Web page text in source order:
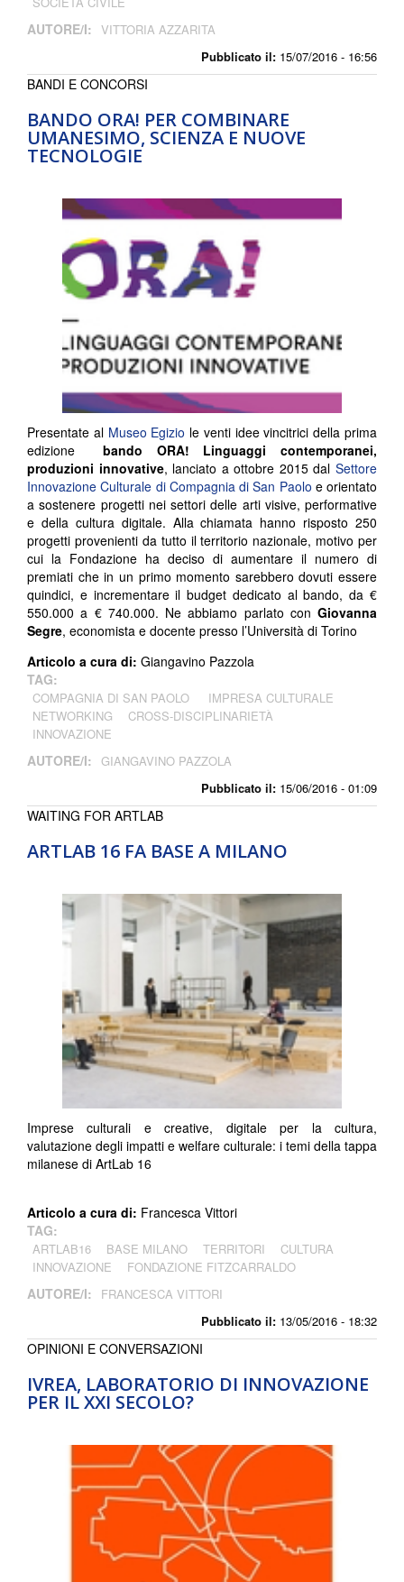
Pubblicato il: 15/07/2016 - 16:56
AUTORE/I: VITTORIA AZZARITA
BANDO ORA! PER COMBINARE
UMANESIMO, SCIENZA E NUOVE
TECNOLOGIE
Pubblicato il: 15/06/2016 - 01:09
BANDI E CONCORSI
Presentate al Museo Egizio le venti idee vincitrici della prima
edizionebando ORA! Linguaggi contemporanei,
produzioni innovative, lanciato a ottobre 2015 dalSettore
Innovazione Culturale di Compagnia di San Paolo e orientato
a sostenere progetti nei settori delle arti visive, performative
e della cultura digitale. Alla chiamata hanno risposto 250
progetti provenienti da tutto il territorio nazionale, motivo per
cui la Fondazione ha deciso di aumentare il numero di
premiati che in un primo momento sarebbero dovuti essere
quindici, e incrementare il budget dedicato al bando, da €
550.000 a € 740.000. Ne abbiamo parlato con Giovanna
Segre, economista e docente presso l’Università di Torino
Articolo a cura di: Giangavino Pazzola
TAG:
COMPAGNIA DI SAN PAOLO
IMPRESA CULTURALE
NETWORKING
CROSS-DISCIPLINARIETÀ
INNOVAZIONE
AUTORE/I: GIANGAVINO PAZZOLA
ARTLAB 16 FA BASE A MILANO
Pubblicato il: 13/05/2016 - 18:32
WAITING FOR ARTLAB
Imprese culturali e creative, digitale per la cultura,
valutazione degli impatti e welfare culturale: i temi della tappa
milanese di ArtLab 16
Articolo a cura di: Francesca Vittori
TAG:
ARTLAB16 BASE MILANO TERRITORI
CULTURA
INNOVAZIONE
FONDAZIONE FITZCARRALDO
AUTORE/I: FRANCESCA VITTORI
IVREA, LABORATORIO DI INNOVAZIONE
PER IL XXI SECOLO?
OPINIONI E CONVERSAZIONI